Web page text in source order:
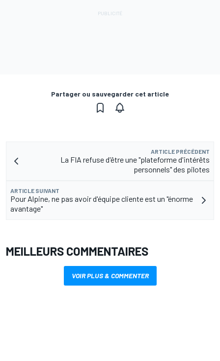
Partager ou sauvegarder cet article
ARTICLE PRÉCÉDENT
La FIA refuse d'être une "plateforme d'intérêts
personnels" des pilotes
ARTICLE SUIVANT
Pour Alpine, ne pas avoir d'équipe cliente est un "énorme
avantage"
MEILLEURS COMMENTAIRES
VOIR PLUS & COMMENTER